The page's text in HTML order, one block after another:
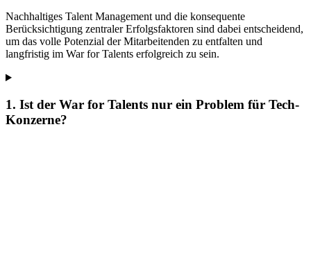
Nachhaltiges Talent Management und die konsequente
Berücksichtigung zentraler Erfolgsfaktoren sind dabei entscheidend,
um das volle Potenzial der Mitarbeitenden zu entfalten und
langfristig im War for Talents erfolgreich zu sein.
1. Ist der War for Talents nur ein Problem für Tech-
Konzerne?